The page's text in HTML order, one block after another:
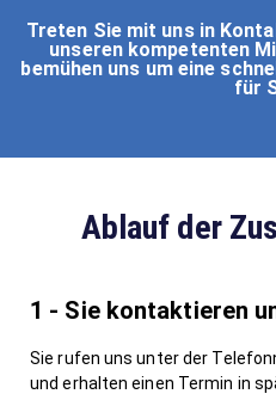
Treten Sie mit uns in
unseren kompetenten
bemühen uns um eine
für
Ablauf der
1 - Sie kontaktieren
Sie rufen uns unter der
und erhalten einen Termin in